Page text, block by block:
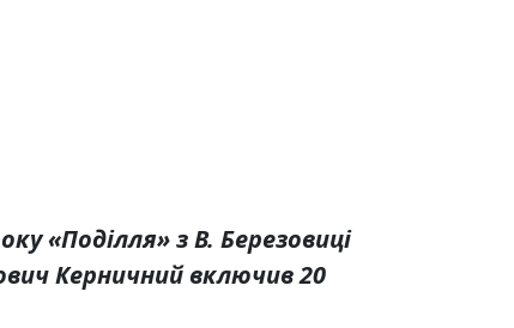
«Поділля» з В. Березовиці
Керничний включив 20